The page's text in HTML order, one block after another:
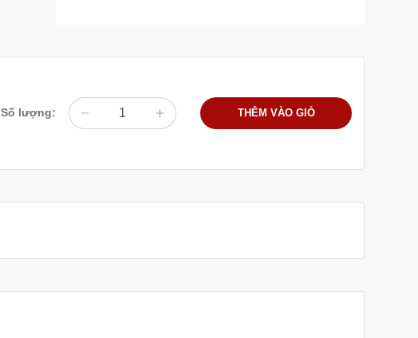
Số lượng: THÊM VÀO GIỎ